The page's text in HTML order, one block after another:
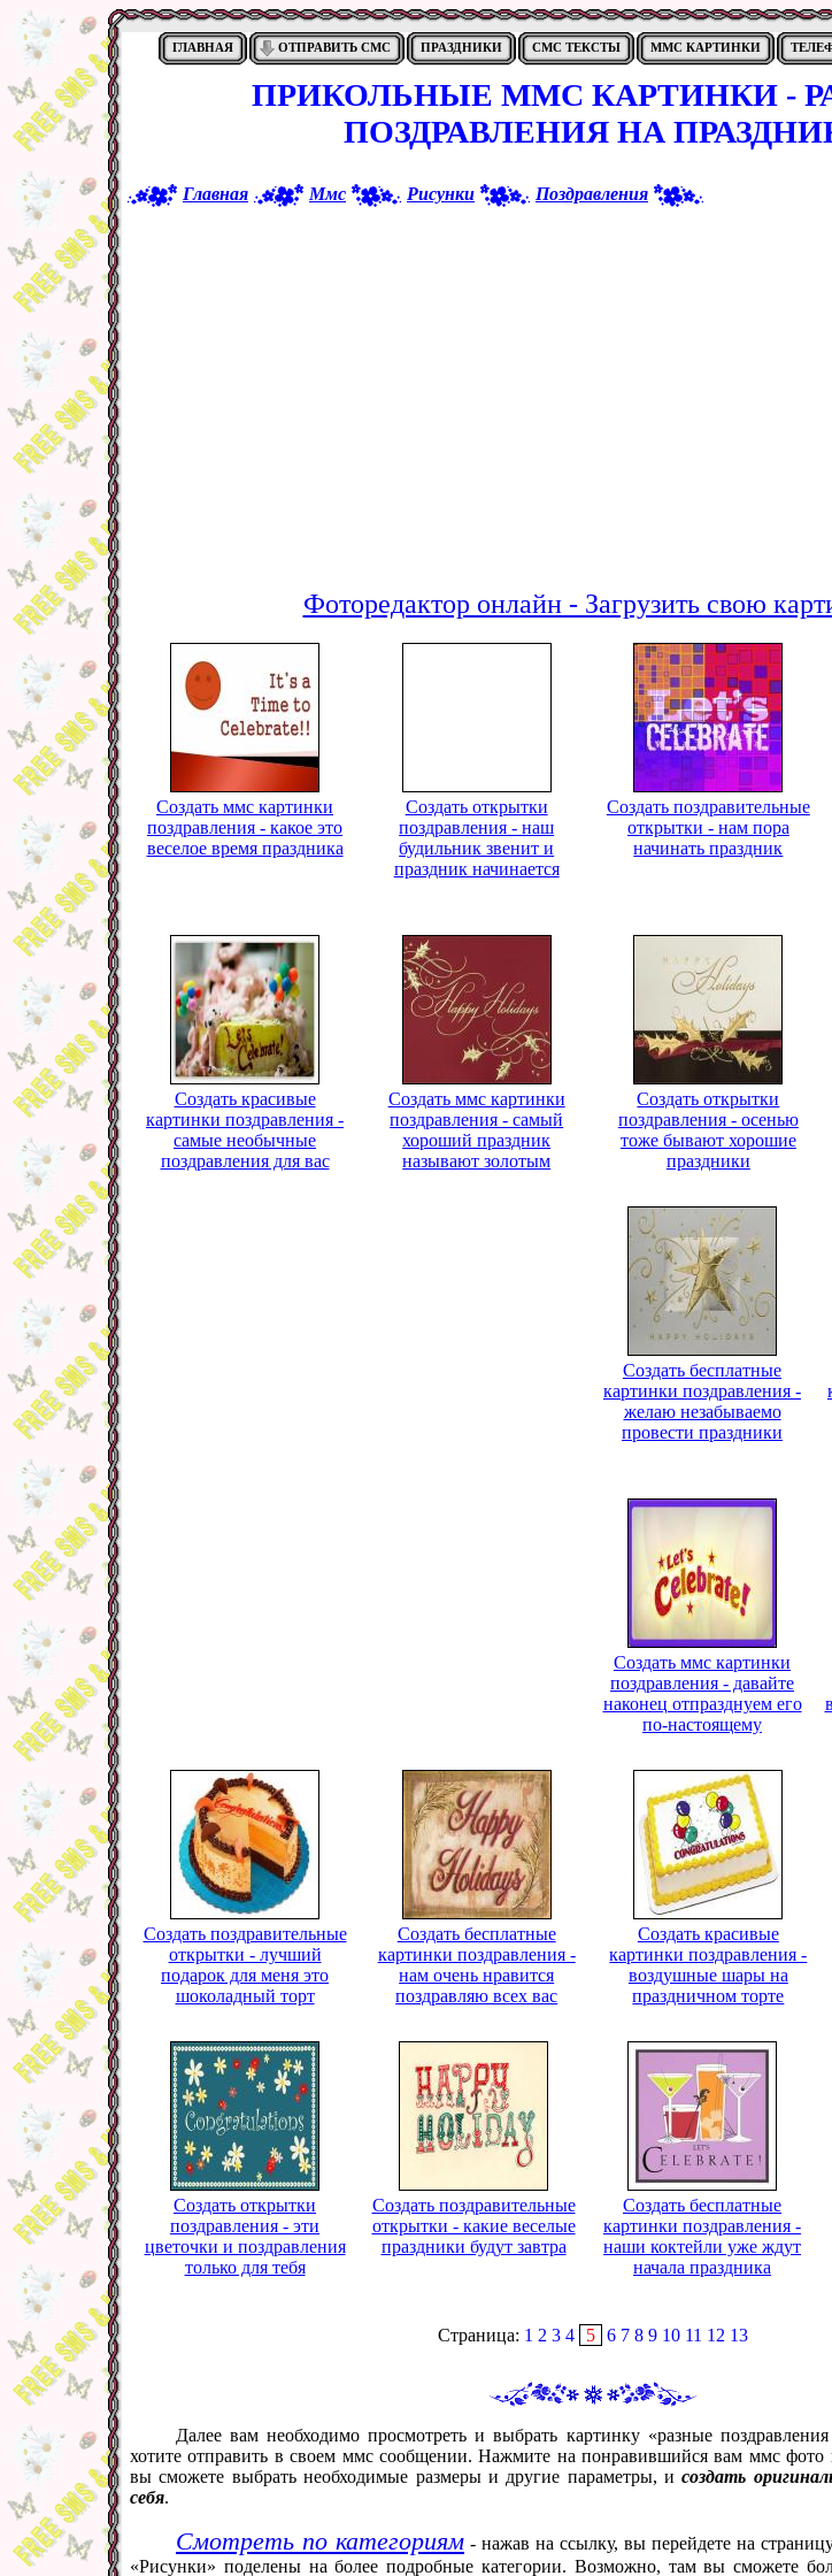
ГЛАВНАЯ ОТПРАВИТЬ СМС ПРАЗДНИКИ СМС ТЕКСТЫ ММС КАРТИНКИ
ПРИКОЛЬНЫЕ ММС КАРТИНКИ -
ПОЗДРАВЛЕНИЯ НА
Главная Ммс Рисунки Поздравления
Фоторедактор онлайн - Загрузить свою
Создать ммс картинки
поздравления - какое это
веселое время праздника
Создать открытки
поздравления - наш
будильник звенит и
праздник начинается
Создать поздравительные
открытки - нам пора
начинать праздник
Создать красивые
картинки поздравления -
самые необычные
поздравления для вас
Создать ммс картинки
поздравления - самый
хороший праздник
называют золотым
Создать открытки
поздравления - осенью
тоже бывают хорошие
праздники
Создать бесплатные
картинки поздравления -
желаю незабываемо
провести праздники
Создать ммс картинки
поздравления - давайте
наконец отпразднуем его
по-настоящему
Создать поздравительные
открытки - лучший
подарок для меня это
шоколадный торт
Создать бесплатные
картинки поздравления -
нам очень нравится
поздравляю всех вас
Создать красивые
картинки поздравления -
воздушные шары на
праздничном торте
Создать открытки
поздравления - эти
цветочки и поздравления
только для тебя
Создать поздравительные
открытки - какие веселые
праздники будут завтра
Создать бесплатные
картинки поздравления -
наши коктейли уже ждут
начала праздника
Страница: 1 2 3 4 5 6 7 8 9 10 11 12 13
Далее вам необходимо просмотреть и выбрать картинку «разные
хотите отправить в своем ммс сообщении. Нажмите на понравившийся вам ммс фото
вы сможете выбрать необходимые размеры и другие параметры, исоздать
себя.
Смотреть по категориям - нажав на ссылку, вы перейдете на
«Рисунки» поделены на более подробные категории. Возможно, там вы сможете